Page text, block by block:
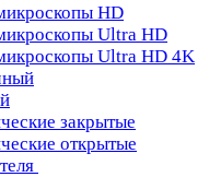
HD
Ultra HD
Ultra HD 4K
закрытые
открытые